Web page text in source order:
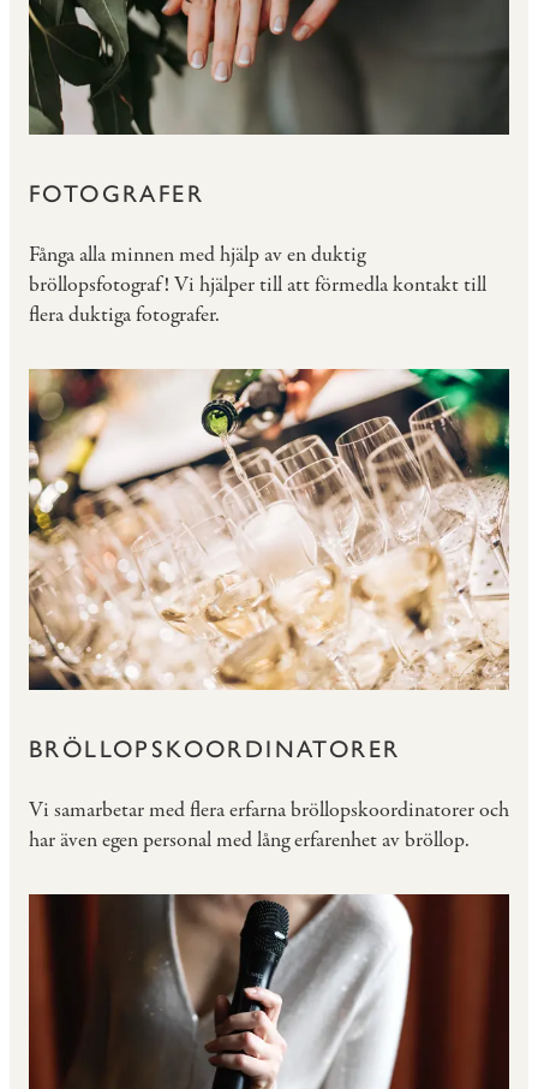
FOTOGRAFER
Fånga alla minnen med hjälp av en duktig
bröllopsfotograf! Vi hjälper till att förmedla kontakt till
flera duktiga fotografer.
BRÖLLOPSKOORDINATORER
Vi samarbetar med flera erfarna bröllopskoordinatorer och
har även egen personal med lång erfarenhet av bröllop.